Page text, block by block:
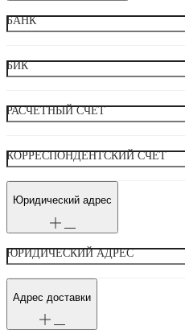
БАНК
БИК
РАСЧЕТНЫЙ СЧЕТ
КОРРЕСПОНДЕНТСКИЙ СЧЕТ
Юридический адрес
ЮРИДИЧЕСКИЙ АДРЕС
Адрес доставки